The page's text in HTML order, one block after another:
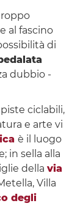
al fascino
di
dubbio -
ciclabili,
e arte vi
è il luogo
in sella alla
della via
Villa
degli